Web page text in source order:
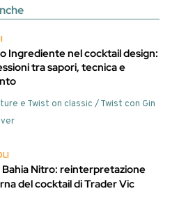
Ingrediente nel cocktail design:
tra sapori, tecnica e
e Twist on classic / Twist con Gin
Bahia Nitro: reinterpretazione
del cocktail di Trader Vic